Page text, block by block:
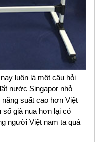
luôn là một câu hỏi
nước Singapor nhỏ
suất cao hơn Việt
số già nua hơn lại có
người Việt nam ta quá